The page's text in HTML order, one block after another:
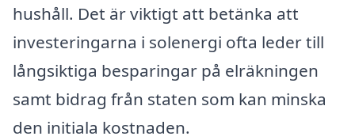
hushåll. Det är viktigt att betänka att
investeringarna i solenergi ofta leder till
långsiktiga besparingar på elräkningen
samt bidrag från staten som kan minska
den initiala kostnaden.